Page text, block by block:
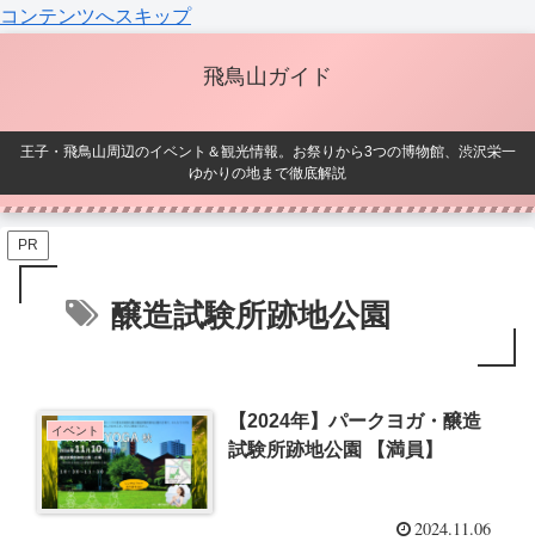
コンテンツへスキップ
飛鳥山ガイド
王子・飛鳥山周辺のイベント＆観光情報。お祭りから3つの博物館、渋沢栄一
ゆかりの地まで徹底解説
PR
醸造試験所跡地公園
イベント
【2024年】パークヨガ・醸造
試験所跡地公園 【満員】
2024.11.06